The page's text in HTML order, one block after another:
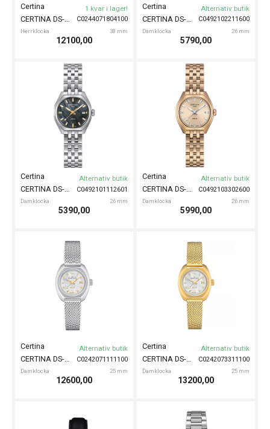
C0244071804100
Certina
Herrklocka 38 mm
CERTINA DS-2 Automatic 40mm
1 kvar i lager!
12100,00
C0492102211600
Certina
Damklocka 26 mm
CERTINA DS-2 Lady 28mm
Alternativ butik
5790,00
C0492101112601
Certina
Damklocka 26 mm
CERTINA DS-2 Lady 28mm
Alternativ butik
5390,00
C0492103302600
Certina
Damklocka 26 mm
CERTINA DS-2 Lady 28mm
Alternativ butik
5990,00
C0242071111100
Certina
Damklocka 25 mm
CERTINA DS-2 Lady Automatic 27mm
Alternativ butik
12600,00
C0242073311100
Certina
Damklocka 25 mm
CERTINA DS-2 Lady Automatic 27mm
Alternativ butik
13200,00